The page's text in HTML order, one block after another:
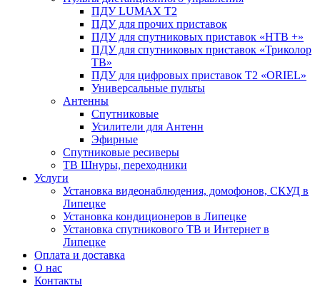
ПДУ LUMAX Т2
ПДУ для прочих приставок
ПДУ для спутниковых приставок «НТВ +»
ПДУ для спутниковых приставок «Триколор
ТВ»
ПДУ для цифровых приставок Т2 «ORIEL»
Универсальные пульты
Антенны
Спутниковые
Усилители для Антенн
Эфирные
Спутниковые ресиверы
ТВ Шнуры, переходники
Услуги
Установка видеонаблюдения, домофонов, СКУД в
Липецке
Установка кондиционеров в Липецке
Установка спутникового ТВ и Интернет в
Липецке
Оплата и доставка
О нас
Контакты